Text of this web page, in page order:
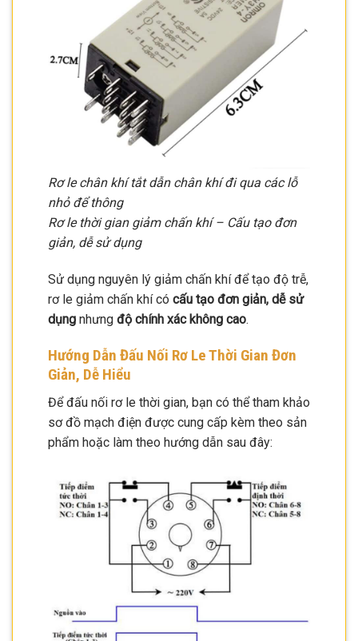
Rơ le chân khí tắt dẫn chân khí đi qua các lỗ
nhỏ để thông
Rơ le thời gian giảm chấn khí – Cấu tạo đơn
giản, dễ sử dụng
Sử dụng nguyên lý giảm chấn khí để tạo độ trễ,
rơ le giảm chấn khí có cấu tạo đơn giản, dễ sử
dụng nhưng độ chính xác không cao.
Hướng Dẫn Đấu Nối Rơ Le Thời Gian Đơn
Giản, Dễ Hiểu
Để đấu nối rơ le thời gian, bạn có thể tham khảo
sơ đồ mạch điện được cung cấp kèm theo sản
phẩm hoặc làm theo hướng dẫn sau đây: